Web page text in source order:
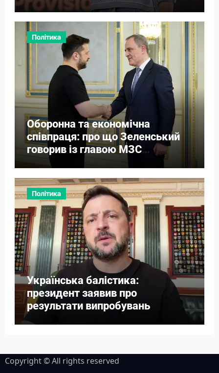
Політика
Оборонна та економічна
співпраця: про що Зеленський
говорив із главою МЗС
Азербайджану
Політика
Українська балістика:
президент заявив про
результати випробувань
Copyright © All rights reserved